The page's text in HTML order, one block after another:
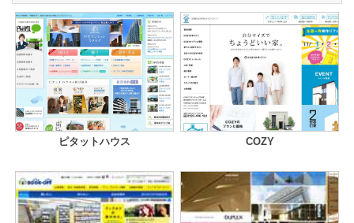
ピタットハウス COZY